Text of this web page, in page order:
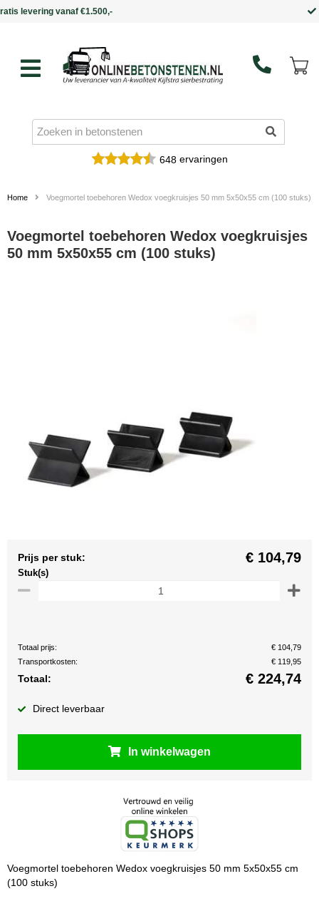
Binnen 5 werkdagen in huis
648ervaringen
Home Voegmortel toebehoren Wedox voegkruisjes 50 mm 5x50x55 cm (100 stuks)
Voegmortel toebehoren Wedox voegkruisjes
50 mm 5x50x55 cm (100 stuks)
Prijs per stuk: € 104,79
Stuk(s)
Totaal prijs:
€ 104,79
Transportkosten:
€ 119,95
Totaal: € 224,74
Direct leverbaar
In winkelwagen
Voegmortel toebehoren Wedox voegkruisjes 50 mm 5x50x55 cm
(100 stuks)